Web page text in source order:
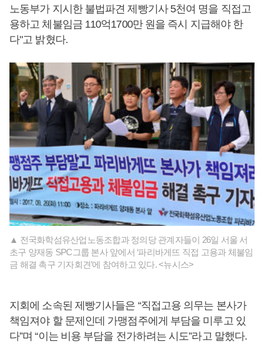
노동부가 지시한 불법파견 제빵기사 5천여 명을 직접고
용하고 체불임금 110억1700만 원을 즉시 지급해야 한
다"고 밝혔다.
▲ 전국화학섬유산업노동조합과 정의당 관계자들이 26일 서울 서
초구 양재동 SPC그룹 본사 앞에서 ‘파리바게뜨 직접 고용과 체불임
금 해결 촉구 기자회견’에 참여하고 있다. <뉴시스>
지회에 소속된 제빵기사들은 “직접고용 의무는 본사가
책임져야 할 문제인데 가맹점주에게 부담을 미루고 있
다”며 “이는 비용 부담을 전가하려는 시도”라고 말했다.